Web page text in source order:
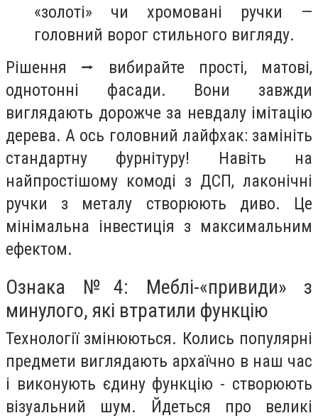
«золоті» чи хромовані ручки —
головний ворог стильного вигляду.
Рішення ⭢ вибирайте прості, матові,
однотонні фасади. Вони завжди
виглядають дорожче за невдалу імітацію
дерева. А ось головний лайфхак: замініть
стандартну фурнітуру! Навіть на
найпростішому комоді з ДСП, лаконічні
ручки з металу створюють диво. Це
мінімальна інвестиція з максимальним
ефектом.
Ознака №4: Меблі-«привиди» з
минулого, які втратили функцію
Технології змінюються. Колись популярні
предмети виглядають архаїчно в наш час
і виконують єдину функцію - створюють
візуальний шум. Йдеться про великі